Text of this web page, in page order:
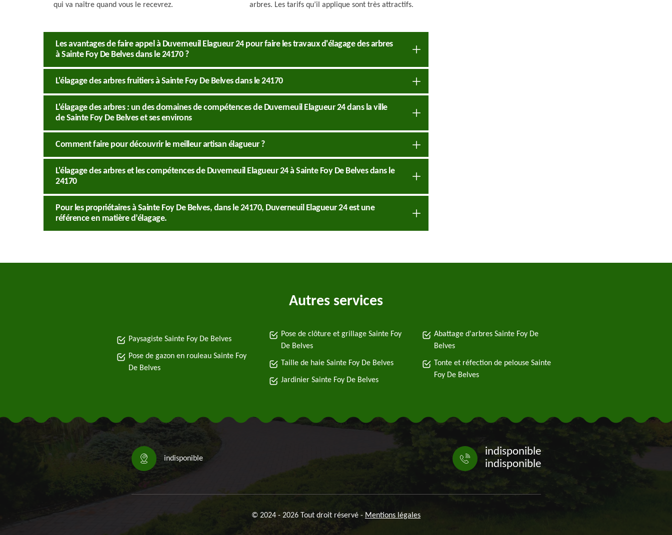
qui va naître quand vous le recevrez.
arbres. Les tarifs qu’il applique sont très attractifs.
Les avantages de faire appel à Duverneuil Elagueur 24 pour faire les travaux d'élagage des arbres
à Sainte Foy De Belves dans le 24170 ?
L'élagage des arbres fruitiers à Sainte Foy De Belves dans le 24170
L'élagage des arbres : un des domaines de compétences de Duverneuil Elagueur 24 dans la ville
de Sainte Foy De Belves et ses environs
Comment faire pour découvrir le meilleur artisan élagueur ?
L'élagage des arbres et les compétences de Duverneuil Elagueur 24 à Sainte Foy De Belves dans le
24170
Pour les propriétaires à Sainte Foy De Belves, dans le 24170, Duverneuil Elagueur 24 est une
référence en matière d’élagage.
Autres services
Paysagiste Sainte Foy De Belves
Pose de gazon en rouleau Sainte Foy
De Belves
Pose de clôture et grillage Sainte Foy
De Belves
Taille de haie Sainte Foy De Belves
Jardinier Sainte Foy De Belves
Abattage d'arbres Sainte Foy De
Belves
Tonte et réfection de pelouse Sainte
Foy De Belves
indisponible
indisponible
indisponible
© 2024 - 2026 Tout droit réservé - Mentions légales